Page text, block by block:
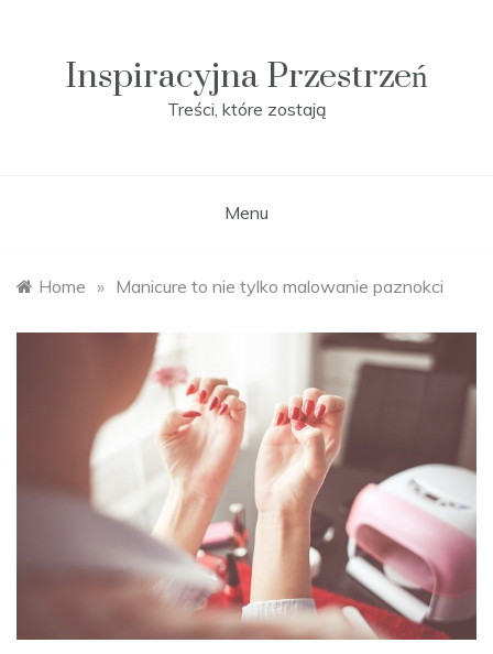
Inspiracyjna Przestrzeń
Treści, które zostają
Menu
Home » Manicure to nie tylko malowanie paznokci